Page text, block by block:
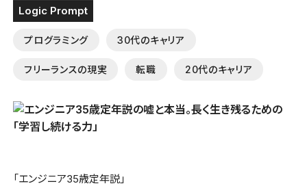
Logic Prompt
プログラミング 30代のキャリア
フリーランスの現実 転職 20代のキャリア
「エンジニア35歳定年説」